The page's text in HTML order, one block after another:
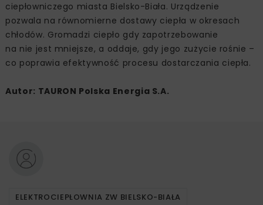
ciepłowniczego miasta Bielsko-Biała. Urządzenie
pozwala na równomierne dostawy ciepła w okresach
chłodów. Gromadzi ciepło gdy zapotrzebowanie
na nie jest mniejsze, a oddaje, gdy jego zużycie rośnie –
co poprawia efektywność procesu dostarczania ciepła.
Autor: TAURON Polska Energia S.A.
ELEKTROCIEPŁOWNIA ZW BIELSKO-BIAŁA